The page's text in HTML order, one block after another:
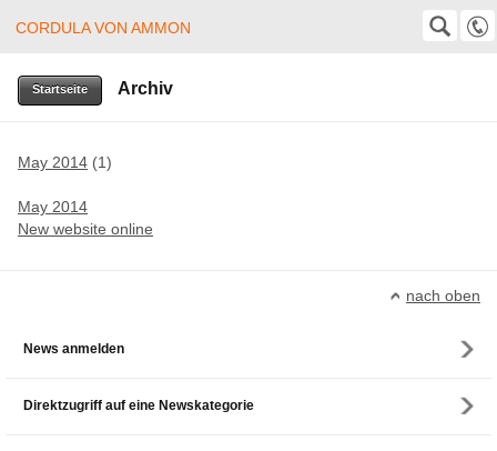
CORDULA VON AMMON
SUCHE
+49 (0)8382 24403
Startseite Archiv
May 2014 (1)
May 2014
New website online
nach oben
News anmelden
Direktzugriff auf eine Newskategorie